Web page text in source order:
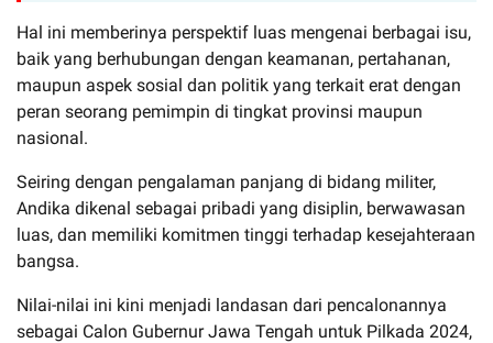
Hal ini memberinya perspektif luas mengenai berbagai isu,
baik yang berhubungan dengan keamanan, pertahanan,
maupun aspek sosial dan politik yang terkait erat dengan
peran seorang pemimpin di tingkat provinsi maupun
nasional.
Seiring dengan pengalaman panjang di bidang militer,
Andika dikenal sebagai pribadi yang disiplin, berwawasan
luas, dan memiliki komitmen tinggi terhadap kesejahteraan
bangsa.
Nilai-nilai ini kini menjadi landasan dari pencalonannya
sebagai Calon Gubernur Jawa Tengah untuk Pilkada 2024,